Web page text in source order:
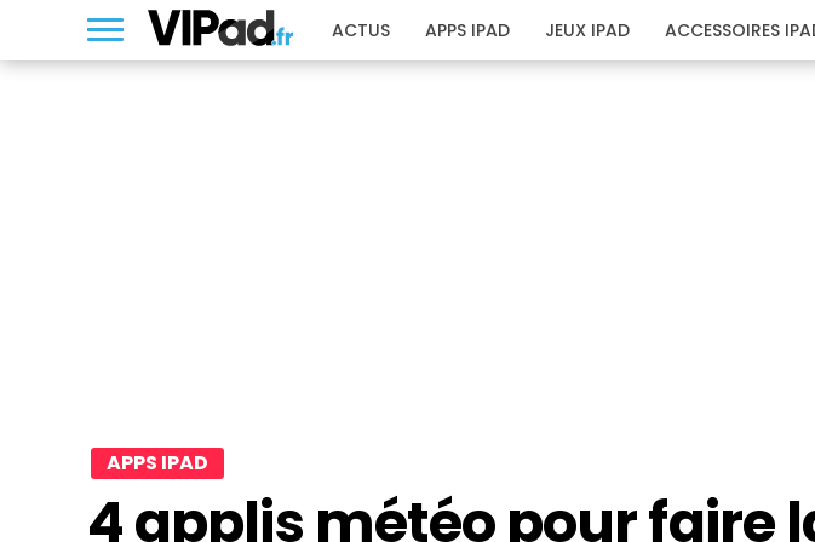
ACTUS APPS IPAD JEUX IPAD ACCESSOIRES
APPS IPAD
4 applis météo pour faire